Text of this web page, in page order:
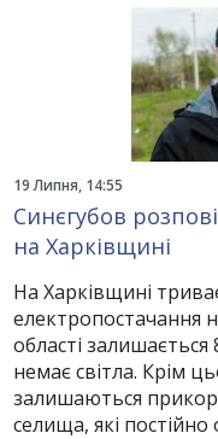
19 Липня, 14:55
Синєгубов
на Харківщині
На Харківщині
електропостачання
області залишається
немає світла. Крім
залишаються
селища, які